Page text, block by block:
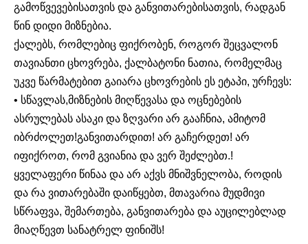
გამოწვევებისათვის და განვითარებისათვის, რადგან
წინ დიდი მიზნებია.
ქალებს, რომლებიც ფიქრობენ, როგორ შეცვალონ
თავიანთი ცხოვრება, ქალბატონი ნათია, რომელმაც
უკვე წარმატებით გაიარა ცხოვრების ეს ეტაპი, ურჩევს:
• სწავლას,მიზნების მიღწევასა და ოცნებების
ასრულებას ასაკი და ზღვარი არ გააჩნია, ამიტომ
იბრძოლეთ!განვითარდით! არ გაჩერდეთ! არ
იფიქროთ, რომ გვიანია და ვერ შეძლებთ.!
ყველაფერი წინაა და არ აქვს მნიშვნელობა, როდის
და რა ვითარებაში დაიწყებთ, მთავარია მუდმივი
სწრაფვა, შემართება, განვითარება და აუცილებლად
მიაღწევთ სანატრელ ფინიშს!